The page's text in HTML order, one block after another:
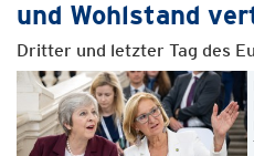
und Wohlstand
Dritter und letzter Tag des